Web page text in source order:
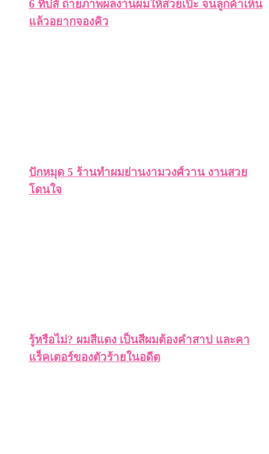
6 ทิปส์ ถ่ายภาพผลงานผมให้สวยเป๊ะ จนลูกค้าเห็น
แล้วอยากจองคิว
ปักหมุด 5 ร้านทำผมย่านงามวงศ์วาน งานสวย
โดนใจ
รู้หรือไม่? ผมสีแดง เป็นสีผมต้องคำสาป และคา
แร็คเตอร์ของตัวร้ายในอดีต